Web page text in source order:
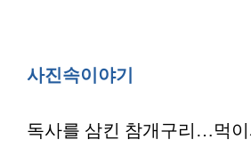
사진속이야기
독사를 삼킨 참개구리…먹이